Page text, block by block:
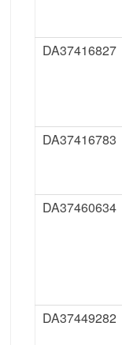
DA37416827
DA37416783
DA37460634
DA37449282